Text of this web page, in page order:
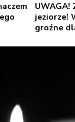
UWAGA!
jeziorze!
groźne